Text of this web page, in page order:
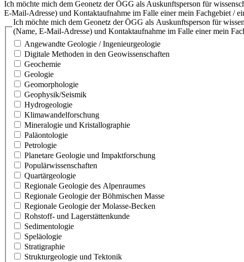
Ich möchte mich dem Geonetz der ÖGG als Auskunftsperson für
E-Mail-Adresse) und Kontaktaufnahme im Falle einer mein Fachgebiet /
Ich möchte mich dem Geonetz der ÖGG als Auskunftsperson für
(Name, E-Mail-Adresse) und Kontaktaufnahme im Falle einer mein
Angewandte Geologie / Ingenieurgeologie
Digitale Methoden in den Geowissenschaften
Geochemie
Geologie
Geomorphologie
Geophysik/Seismik
Hydrogeologie
Klimawandelforschung
Mineralogie und Kristallographie
Paläontologie
Petrologie
Planetare Geologie und Impaktforschung
Populärwissenschaften
Quartärgeologie
Regionale Geologie des Alpenraumes
Regionale Geologie der Böhmischen Masse
Regionale Geologie der Molasse-Becken
Rohstoff- und Lagerstättenkunde
Sedimentologie
Speläologie
Stratigraphie
Strukturgeologie und Tektonik